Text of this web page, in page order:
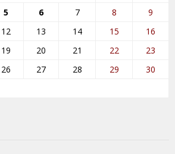
5 6 7 8
9
12 13 14 15
16
19 20 21 22
23
26 27 28 29
30